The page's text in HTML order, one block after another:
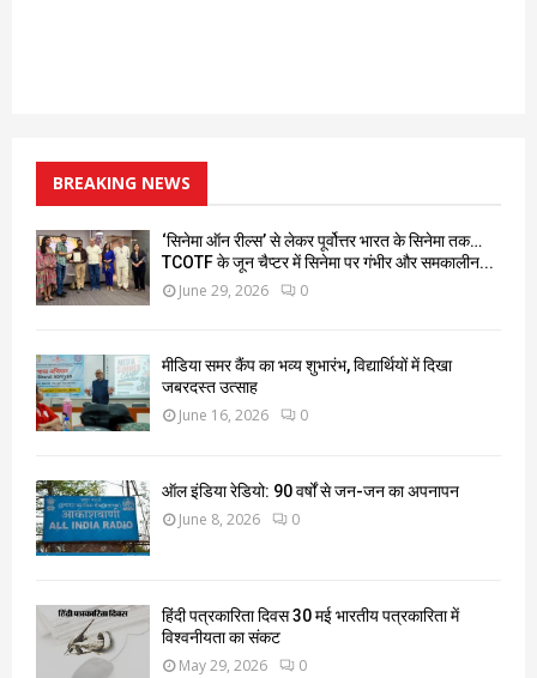
BREAKING NEWS
‘सिनेमा ऑन रील्स’ से लेकर पूर्वोत्तर भारत के सिनेमा तक…
TCOTF के जून चैप्टर में सिनेमा पर गंभीर और समकालीन...
June 29, 2026 0
मीडिया समर कैंप का भव्य शुभारंभ, विद्यार्थियों में दिखा
जबरदस्त उत्साह
June 16, 2026 0
ऑल इंडिया रेडियो: 90 वर्षों से जन-जन का अपनापन
June 8, 2026 0
हिंदी पत्रकारिता दिवस 30 मई भारतीय पत्रकारिता में
विश्वनीयता का संकट
May 29, 2026 0